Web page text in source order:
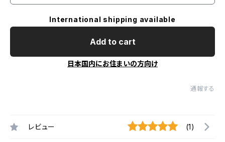
International shipping available
Add to cart
日本国内にお住まいの方向け
通報する
レビュー (1)